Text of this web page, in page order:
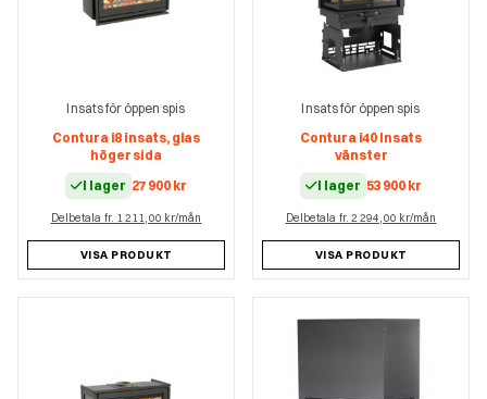
Insats för öppen spis
Contura i8 insats, glas
höger sida
I lager 27 900 kr
Delbetala fr. 1 211,00 kr/mån
VISA PRODUKT
Insats för öppen spis
Contura i40 Insats
vänster
I lager 53 900 kr
Delbetala fr. 2 294,00 kr/mån
VISA PRODUKT